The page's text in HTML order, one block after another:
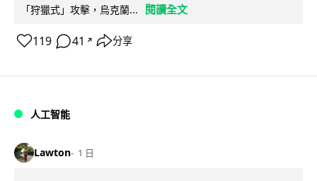
「狩獵式」攻擊，烏克蘭...
閱讀全文
119 41 ↗ 分享
人工智能
Lawton 1 日